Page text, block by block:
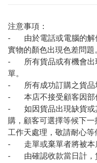
注意事項：
- 由於電話或電腦的解
實物的顏色出現色差問題
- 所有貨品或有機會出
單。
- 所有成功訂購之貨品
- 本店不接受顧客因部
- 如因貨品出現缺貨或
購，顧客可選擇等候下
工作天處理，敬請耐心等
- 走單或棄單者將被本
- 由確認收款當日計，